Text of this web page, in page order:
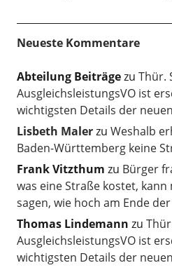
Neueste Kommentare
Abteilung Beiträgezu Thür.
AusgleichsleistungsVO ist
wichtigsten Details der
Lisbeth Malerzu Weshalb
Baden-Württemberg keine
Frank Vitzthum zu Bürger
was eine Straße kostet,
sagen, wie hoch am Ende
Thomas Lindemann zu
AusgleichsleistungsVO ist
wichtigsten Details der